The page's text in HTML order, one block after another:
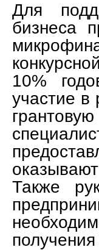
Для
бизнеса
10%
участие в
Также